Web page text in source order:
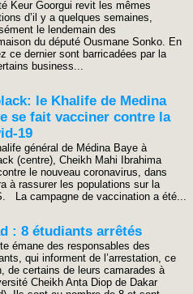
Keur Goorgui revit les mêmes
d’il y a quelques semaines,
le lendemain des
du député Ousmane Sonko. En
ce dernier sont barricadées par la
business...
le Khalife de Medina
se fait vacciner contre la
19
général de Médina Baye à
(centre), Cheikh Mahi Ibrahima
le nouveau coronavirus, dans
à rassurer les populations sur la
La campagne de vaccination a été...
: 8 étudiants arrêtés
émane des responsables des
qui informent de l’arrestation, ce
de certains de leurs camarades à
Cheikh Anta Diop de Dakar